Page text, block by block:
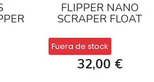
FLIPPER NANO
SCRAPER FLOAT
Fuera de stock
32,00 €